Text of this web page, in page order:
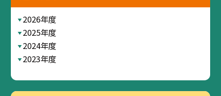
2026年度
2025年度
2024年度
2023年度